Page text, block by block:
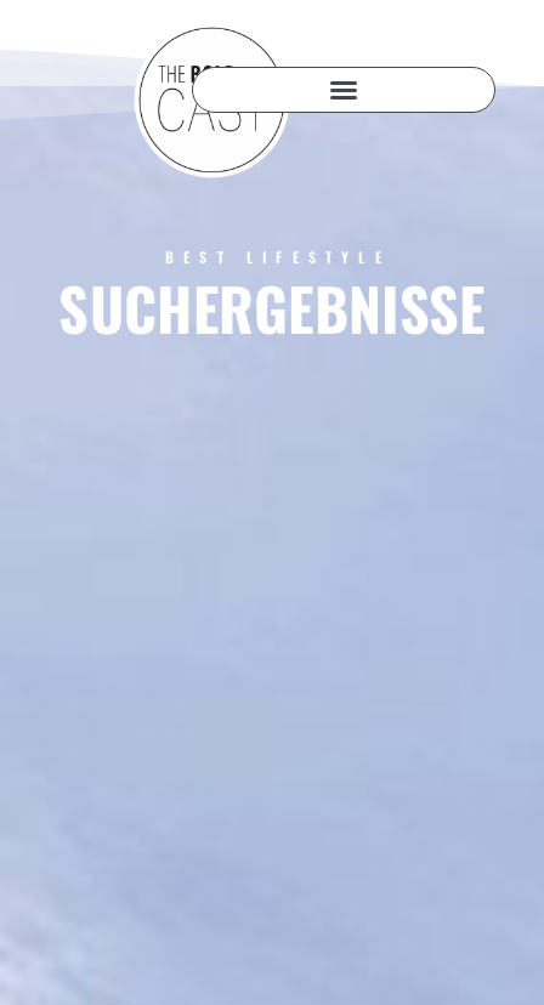
BEST LIFESTYLE
SUCHERGEBNISSE